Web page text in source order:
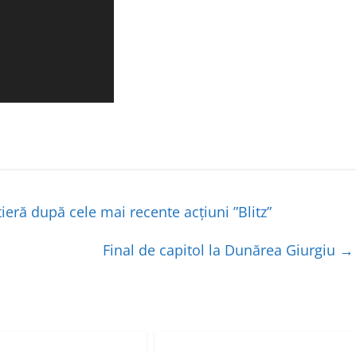
după cele mai recente acțiuni ”Blitz”
Final de capitol la Dunărea Giurgiu →